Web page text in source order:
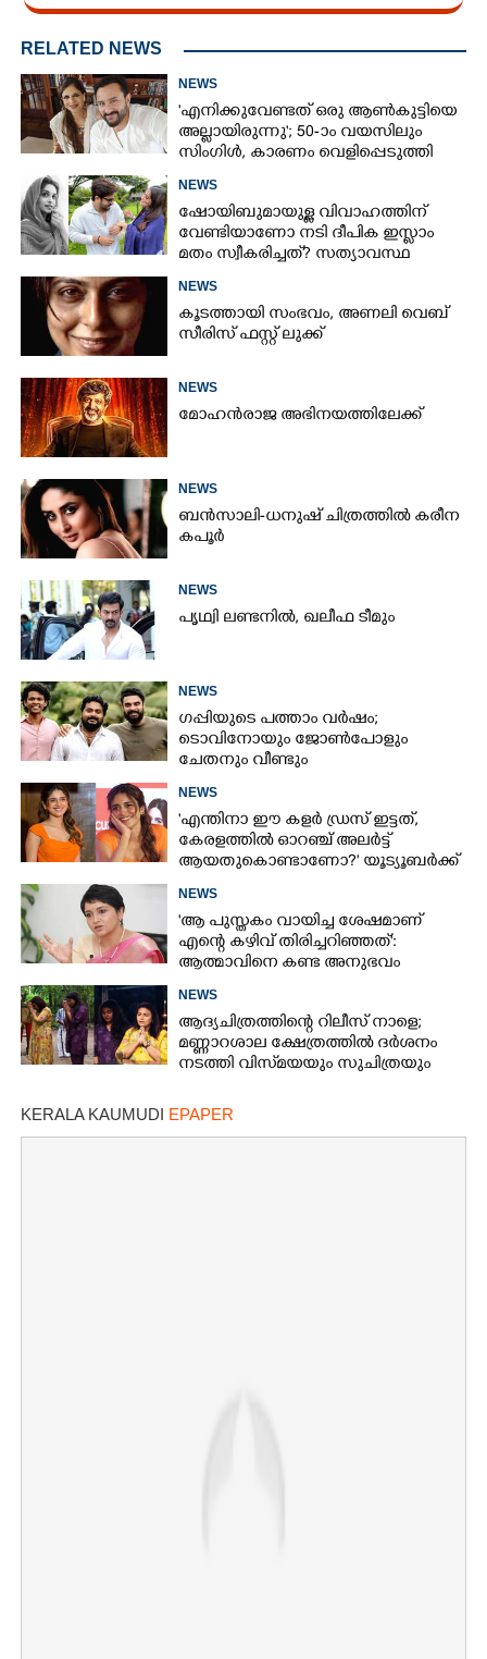
RELATED NEWS
NEWS
'എനിക്കുവേണ്ടത് ഒരു ആൺകുട്ടിയെ
അല്ലായിരുന്നു'; 50-ാം വയസിലും
സിംഗിൾ, കാരണം വെളിപ്പെടുത്തി
NEWS
ഷോയിബുമായുള്ള വിവാഹത്തിന്
വേണ്ടിയാണോ നടി ദീപിക ഇസ്ലാം
മതം സ്വീകരിച്ചത്? സത്യാവസ്ഥ
NEWS
കൂടത്തായി സംഭവം, അണലി വെബ്
സീരിസ് ഫസ്റ്റ് ലുക്ക്
NEWS
മോഹൻരാജ അഭിനയത്തിലേക്ക്
NEWS
ബൻസാലി-ധനുഷ് ചിത്രത്തിൽ കരീന
കപൂർ
NEWS
പൃഥ്വി ലണ്ടനിൽ, ഖലീഫ ടീമും
NEWS
ഗപ്പിയുടെ പത്താം വർഷം;​
ടൊവിനോയും ജോൺപോളും
ചേതനും വീണ്ടും
NEWS
'എന്തിനാ ഈ കളർ ഡ്രസ് ഇട്ടത്,
കേരളത്തിൽ ഓറഞ്ച് അല‌ർട്ട്
ആയതുകൊണ്ടാണോ?' യൂട്യൂബർക്ക്
NEWS
'ആ പുസ്തകം വായിച്ച ശേഷമാണ്
എന്റെ കഴിവ് തിരിച്ചറിഞ്ഞത്':
ആത്മാവിനെ കണ്ട അനുഭവം
NEWS
ആദ്യചിത്രത്തിന്റെ റിലീസ് നാളെ;
മണ്ണാറശാല ക്ഷേത്രത്തിൽ ദർശനം
നടത്തി വിസ്‌മയയും സുചിത്രയും
KERALA KAUMUDI EPAPER